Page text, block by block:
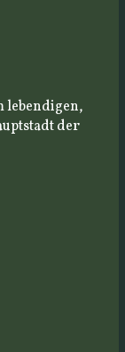
lebendigen,
der